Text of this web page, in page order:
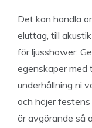
Det kan handla
eluttag, till
för ljusshower.
egenskaper med
underhållning ni
och höjer
är avgörande så